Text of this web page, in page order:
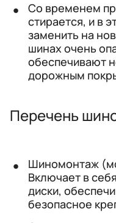
Со временем
стирается, и в
заменить на
шинах очень
обеспечивают
дорожным
Перечень
Шиномонтаж
Включает в
диски,
безопасное